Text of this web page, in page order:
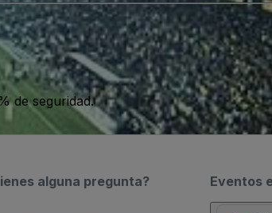
de seguridad.
Eventos
alguna pregunta?